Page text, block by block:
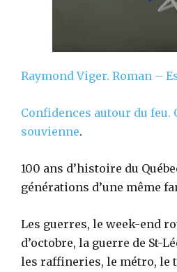
Raymond Viger. Roman –
Confidences autour du feu.
souvienne.
100 ans d’histoire du
générations d’une même
Les guerres, le week-end
d’octobre, la guerre de St-
les raffineries, le métro, le